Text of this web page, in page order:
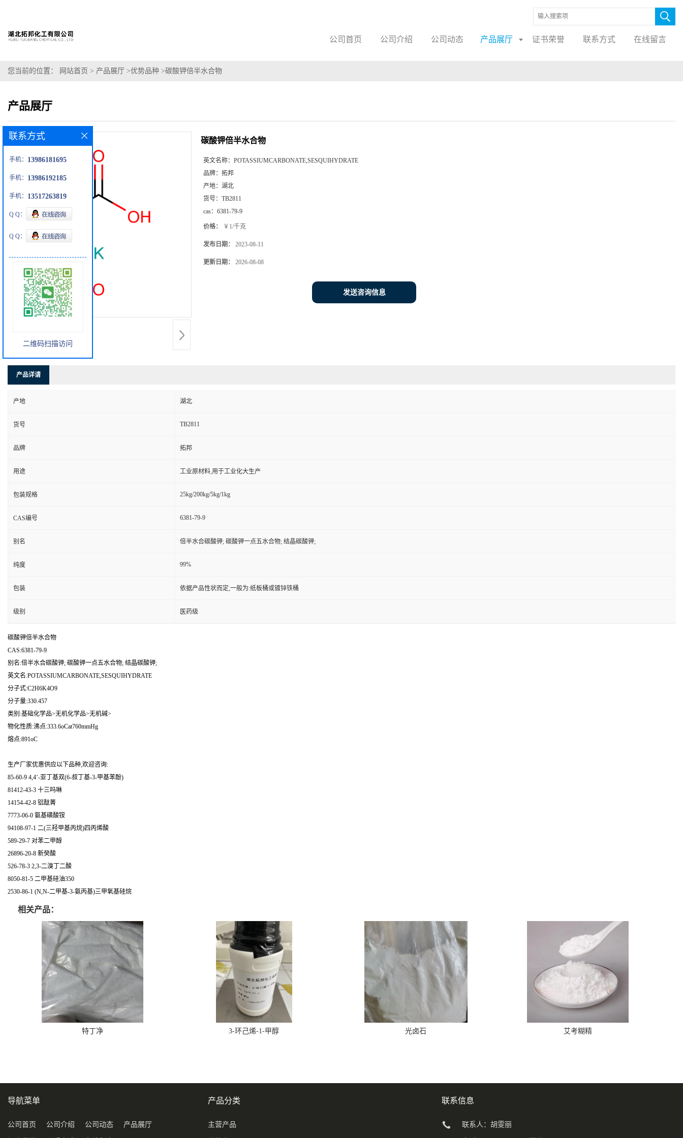
公司首页 公司介绍 公司动态 产品展厅 证书荣誉 联系方式 在线留言
您当前的位置： 网站首页 > 产品展厅 >优势品种 >碳酸钾倍半水合物
产品展厅
碳酸钾倍半水合物
英文名称： POTASSIUMCARBONATE,SESQUIHYDRATE
品牌： 拓邦
产地： 湖北
货号： TB2811
cas： 6381-79-9
价格： ￥1/千克
发布日期： 2023-08-11
更新日期： 2026-08-08
发送咨询信息
产品详请
产地 湖北
货号 TB2811
品牌 拓邦
用途 工业原材料,用于工业化大生产
包装规格 25kg/200kg/5kg/1kg
CAS编号 6381-79-9
别名 倍半水合碳酸钾; 碳酸钾一点五水合物; 结晶碳酸钾;
纯度 99%
包装 依据产品性状而定,一般为:纸板桶或镀锌铁桶
级别 医药级
碳酸钾倍半水合物
CAS:6381-79-9
别名:倍半水合碳酸钾; 碳酸钾一点五水合物; 结晶碳酸钾;
英文名:POTASSIUMCARBONATE,SESQUIHYDRATE
分子式:C2H6K4O9
分子量:330.457
类别:基础化学品>无机化学品>无机碱>
物化性质:沸点:333.6oCat760mmHg
熔点:891oC
生产厂家优惠供应以下品种,欢迎咨询:
85-60-9 4,4’-亚丁基双(6-叔丁基-3-甲基苯酚)
81412-43-3 十三吗啉
14154-42-8 铝酞菁
7773-06-0 氨基磺酸铵
94108-97-1 二(三羟甲基丙烷)四丙烯酸
589-29-7 对苯二甲醇
26896-20-8 新癸酸
526-78-3 2,3-二溴丁二酸
8050-81-5 二甲基硅油350
2530-86-1 (N,N-二甲基-3-氨丙基)三甲氧基硅烷
相关产品：
特丁净 3-环己烯-1-甲醇 光卤石 艾考糊精
联系方式
手机： 13986181695
手机： 13986192185
手机： 13517263819
Q Q：
Q Q：
二维码扫描访问
导航菜单
公司首页 公司介绍 公司动态 产品展厅
产品分类
主营产品
联系信息
联系人：胡雯丽